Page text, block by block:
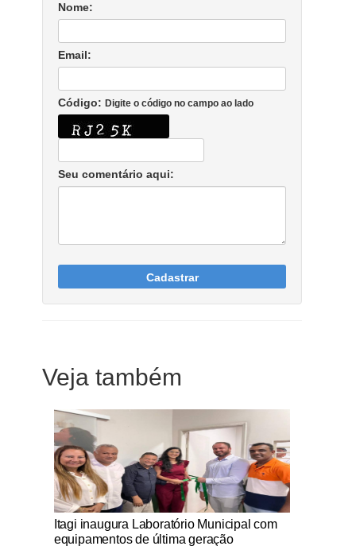
Nome:
Email:
Código: Digite o código no campo ao lado
Seu comentário aqui:
Cadastrar
Veja também
Notícias Católicas
Itagi inaugura Laboratório Municipal com
equipamentos de última geração